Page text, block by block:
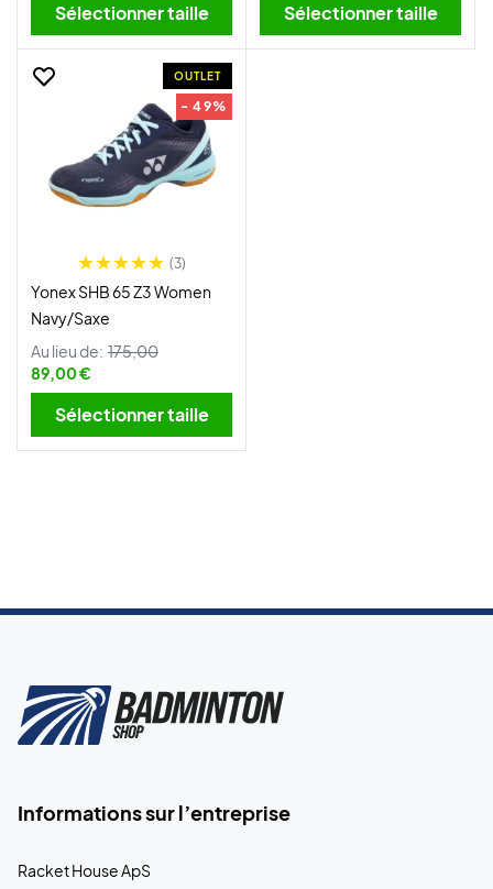
Sélectionner taille Sélectionner taille
OUTLET
- 49%
(3)
Yonex SHB 65 Z3 Women
Navy/Saxe
Au lieu de: 175,00
89,00 €
Sélectionner taille
Informations sur l’entreprise
Racket House ApS